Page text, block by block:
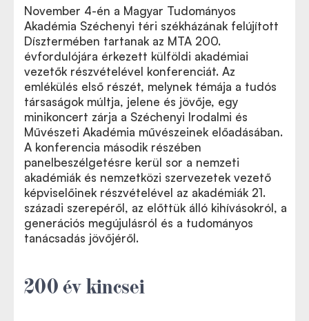
November 4-én a Magyar Tudományos
Akadémia Széchenyi téri székházának felújított
Dísztermében tartanak az MTA 200.
évfordulójára érkezett külföldi akadémiai
vezetők részvételével konferenciát. Az
emlékülés első részét, melynek témája a tudós
társaságok múltja, jelene és jövője, egy
minikoncert zárja a Széchenyi Irodalmi és
Művészeti Akadémia művészeinek előadásában.
A konferencia második részében
panelbeszélgetésre kerül sor a nemzeti
akadémiák és nemzetközi szervezetek vezető
képviselőinek részvételével az akadémiák 21.
századi szerepéről, az előttük álló kihívásokról, a
generációs megújulásról és a tudományos
tanácsadás jövőjéről.
200 év kincsei